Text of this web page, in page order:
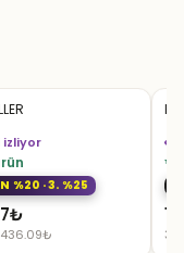
izliyor
%20 · 3. %25
₺
👀
✨
3